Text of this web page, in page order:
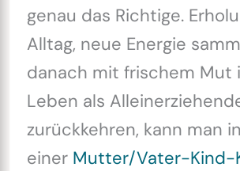
genau das Richtige.
Alltag, neue Energie
danach mit frischem Mut
Leben als
zurückkehren, kann man
einer Mutter/Vater-Kind-